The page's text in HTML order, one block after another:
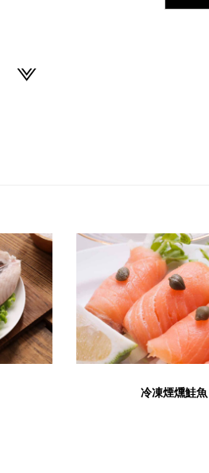
冷凍煙燻鮭魚